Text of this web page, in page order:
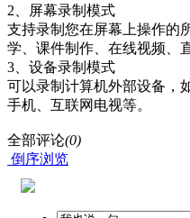
2、屏幕录制模式
支持录制您在屏幕上操作的
学、课件制作、在线视频、
3、设备录制模式
可以录制计算机外部设备，
手机、互联网电视等。
全部评论(0)
倒序浏览